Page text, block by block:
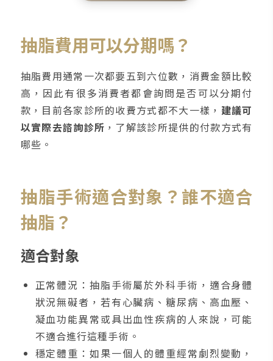
抽脂費用可以分期嗎？
抽脂費用通常一次都要五到六位數，消費金額比較
高，因此有很多消費者都會詢問是否可以分期付
款，目前各家診所的收費方式都不大一樣， 建議可
以實際去諮詢診所 ，了解該診所提供的付款方式有
哪些。
抽脂手術適合對象？誰不適合
抽脂？
適合對象
正常體況：抽脂手術屬於外科手術，適合身體
狀況無礙者，若有心臟病、糖尿病、高血壓、
凝血功能異常或具出血性疾病的人來說，可能
不適合進行這種手術。
穩定體重：如果一個人的體重經常劇烈變動，